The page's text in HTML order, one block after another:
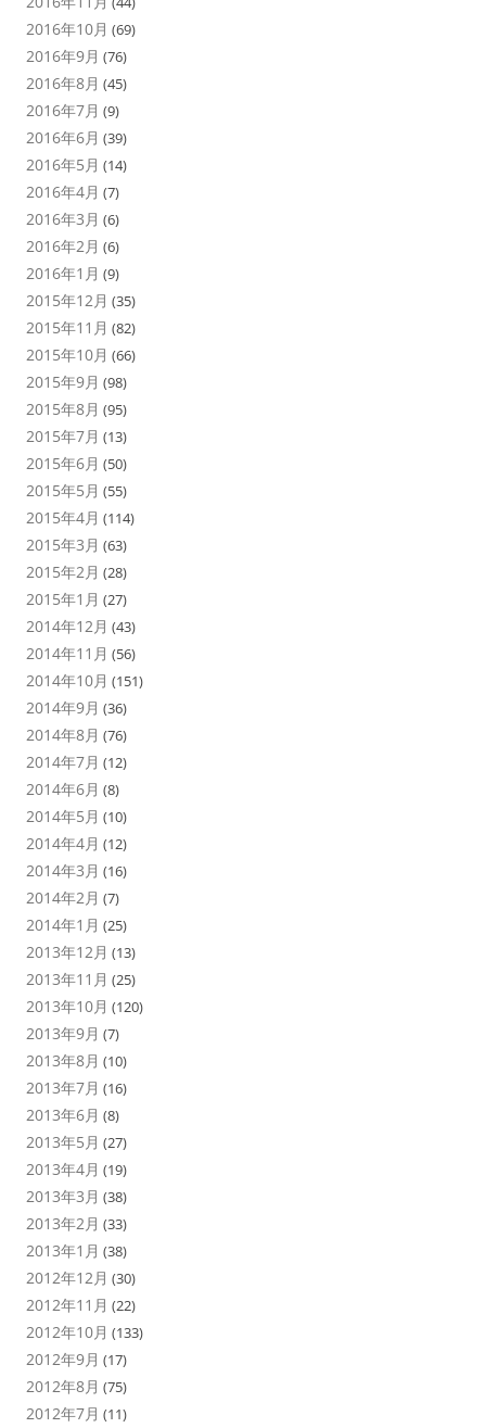
2016年10月 (69)
2016年9月 (76)
2016年8月 (45)
2016年7月 (9)
2016年6月 (39)
2016年5月 (14)
2016年4月 (7)
2016年3月 (6)
2016年2月 (6)
2016年1月 (9)
2015年12月 (35)
2015年11月 (82)
2015年10月 (66)
2015年9月 (98)
2015年8月 (95)
2015年7月 (13)
2015年6月 (50)
2015年5月 (55)
2015年4月 (114)
2015年3月 (63)
2015年2月 (28)
2015年1月 (27)
2014年12月 (43)
2014年11月 (56)
2014年10月 (151)
2014年9月 (36)
2014年8月 (76)
2014年7月 (12)
2014年6月 (8)
2014年5月 (10)
2014年4月 (12)
2014年3月 (16)
2014年2月 (7)
2014年1月 (25)
2013年12月 (13)
2013年11月 (25)
2013年10月 (120)
2013年9月 (7)
2013年8月 (10)
2013年7月 (16)
2013年6月 (8)
2013年5月 (27)
2013年4月 (19)
2013年3月 (38)
2013年2月 (33)
2013年1月 (38)
2012年12月 (30)
2012年11月 (22)
2012年10月 (133)
2012年9月 (17)
2012年8月 (75)
2012年7月 (11)